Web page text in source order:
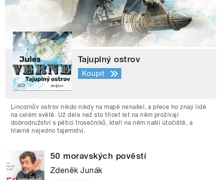
Tajuplný ostrov
Koupit
Lincolnův ostrov nikdo nikdy na mapě nenašel, a přece ho znají lidé
na celém světě. Už déle než sto třicet let na něm prožívají
dobrodružství s pěticí trosečníků, kteří na něm našli útočiště, a
hlavně nejedno tajemství.
50 moravských pověstí
Zdeněk Junák